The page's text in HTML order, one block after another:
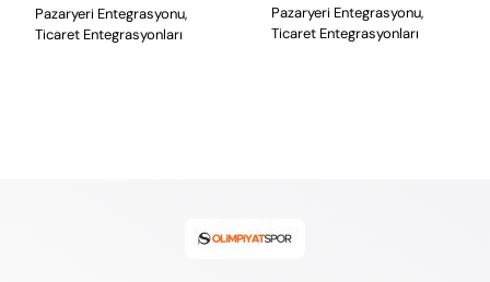
Pazaryeri Entegrasyonu,
Ticaret Entegrasyonları
Pazaryeri Entegrasyonu,
Ticaret Entegrasyonları